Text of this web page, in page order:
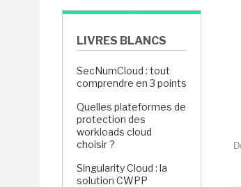
LIVRES BLANCS
SecNumCloud : tout
comprendre en 3 points
Quelles plateformes de
protection des
workloads cloud
choisir ?
Singularity Cloud : la
solution CWPP